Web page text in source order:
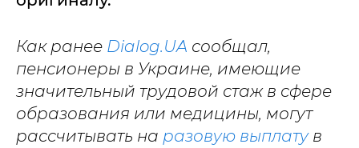
Как ранее Dialog.UA сообщал,
пенсионеры в Украине, имеющие
значительный трудовой стаж в сфере
образования или медицины, могут
рассчитывать на разовую выплату в